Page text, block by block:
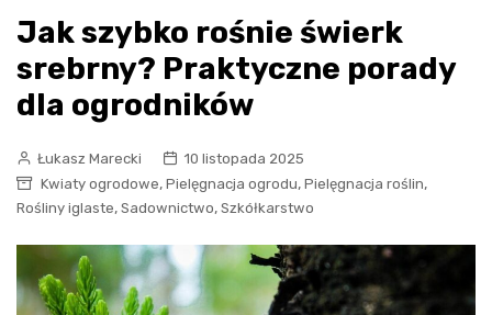
Jak szybko rośnie świerk
srebrny? Praktyczne porady
dla ogrodników
Łukasz Marecki
10 listopada 2025
Kwiaty ogrodowe, Pielęgnacja ogrodu, Pielęgnacja roślin,
Rośliny iglaste, Sadownictwo, Szkółkarstwo